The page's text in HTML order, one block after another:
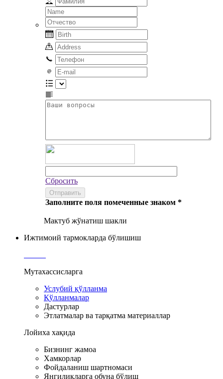
Сбросить
Отправить
Заполните поля помеченные знаком *
Мактуб жўнатиш шакли
Ижтимоий тармокларда бўлишиш
Мутахассисларга
Услубий қўлланма
Қўлланмалар
Дастурлар
Этлатмалар ва тарқатма материаллар
Лойиха хақида
Бизнинг жамоа
Хамкорлар
Фойдаланиш шартномаси
Янгиликларга обуна бўлиш